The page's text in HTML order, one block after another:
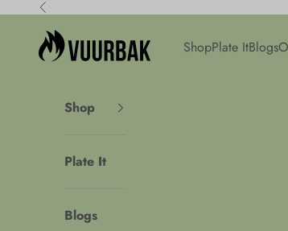
Naar inhoud
Vorige
Vuurbak ShopPlate ItBlogs
Shop
Plate It
Blogs